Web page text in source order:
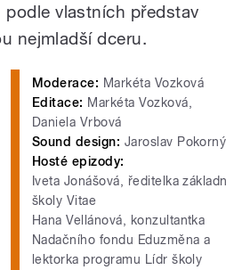
vlastních představ
nejmladší dceru.
Moderace: Markéta Vozková
Editace: Markéta Vozková,
Daniela Vrbová
Sound design: Jaroslav Pokorný
Hosté epizody:
Iveta Jonášová, ředitelka
školy Vitae
Hana Vellánová, konzultantka
Nadačního fondu Eduzměna a
lektorka programu Lídr školy